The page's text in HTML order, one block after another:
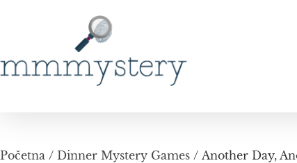
Početna / Dinner Mystery Games / Another Day,